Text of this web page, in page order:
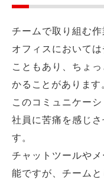
チームで取り組む
オフィスにおいて
こともあり、ちょ
かることがあります。
このコミュニケー
社員に苦痛を感じ
す。
チャットツールや
能ですが、チーム